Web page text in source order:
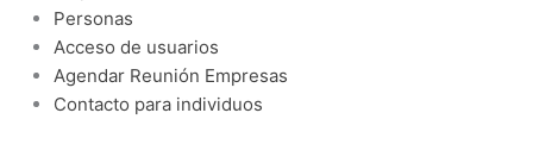
n
-
a
m
Personas
Acceso de usuarios
Agendar Reunión Empresas
Contacto para individuos